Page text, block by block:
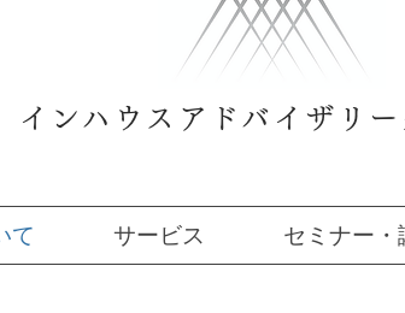
インハウスアドバイザリ
て サービス セミナー・